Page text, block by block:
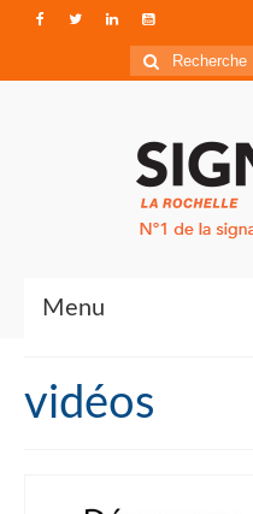
Rechercher
:
Menu
Qui sommes-nous ?
vidéos